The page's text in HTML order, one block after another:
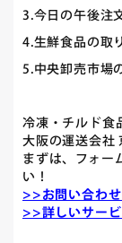
3.今日の午後注
4.生鮮食品の取
5.中央卸売市場
冷凍・チルド食
大阪の運送会社
まずは、フォー
い！
>>お問い合わ
>>詳しいサー